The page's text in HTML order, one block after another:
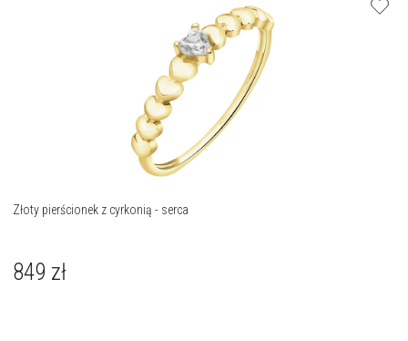
Złoty pierścionek z cyrkonią - serca
849 zł